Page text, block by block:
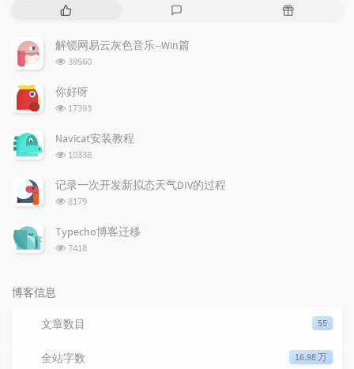
热
文
章
评
论
随
解锁网易云灰色音乐--Win篇
浏览次数:
39560
你好呀
浏览次数:
17393
Navicat安装教程
浏览次数:
10338
记录一次开发新拟态天气DIV的过程
浏览次数:
8179
Typecho博客迁移
浏览次数:
7418
博客信息
55
文章数目
16.98 万
全站字数